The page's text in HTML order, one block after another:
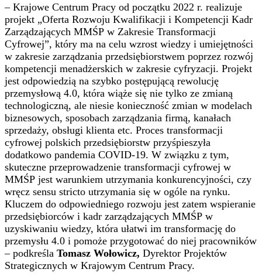
– Krajowe Centrum Pracy od początku 2022 r. realizuje
projekt „Oferta Rozwoju Kwalifikacji i Kompetencji Kadr
Zarządzających MMŚP w Zakresie Transformacji
Cyfrowej”, który ma na celu wzrost wiedzy i umiejętności
w zakresie zarządzania przedsiębiorstwem poprzez rozwój
kompetencji menadżerskich w zakresie cyfryzacji. Projekt
jest odpowiedzią na szybko postępującą rewolucję
przemysłową 4.0, która wiąże się nie tylko ze zmianą
technologiczną, ale niesie konieczność zmian w modelach
biznesowych, sposobach zarządzania firmą, kanałach
sprzedaży, obsługi klienta etc. Proces transformacji
cyfrowej polskich przedsiębiorstw przyśpieszyła
dodatkowo pandemia COVID-19. W związku z tym,
skuteczne przeprowadzenie transformacji cyfrowej w
MMŚP jest warunkiem utrzymania konkurencyjności, czy
wręcz sensu stricto utrzymania się w ogóle na rynku.
Kluczem do odpowiedniego rozwoju jest zatem wspieranie
przedsiębiorców i kadr zarządzających MMŚP w
uzyskiwaniu wiedzy, która ułatwi im transformację do
przemysłu 4.0 i pomoże przygotować do niej pracowników
– podkreśla Tomasz Wołowicz, Dyrektor Projektów
Strategicznych w Krajowym Centrum Pracy.